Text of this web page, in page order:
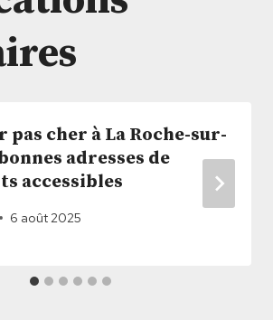
pas cher à La Roche-sur-
adresses de
accessibles
6 août 2025